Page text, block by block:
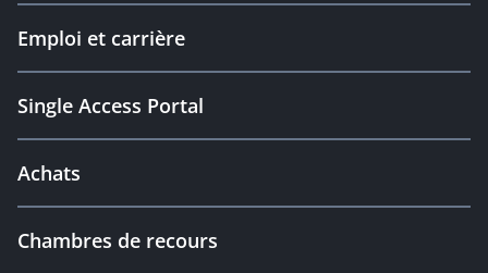
Emploi et carrière
Single Access Portal
Achats
Chambres de recours